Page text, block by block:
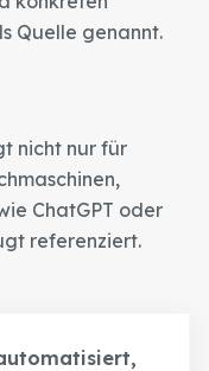
Quelle genannt.
nicht nur für
ChatGPT oder
referenziert.